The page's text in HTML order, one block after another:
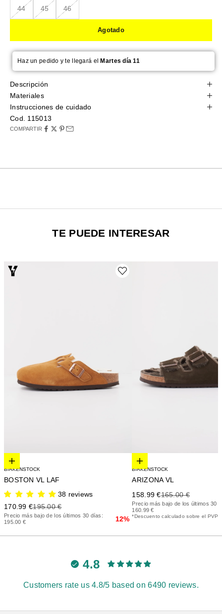
44 45 46
Agotado
Haz un pedido y te llegará elMartes día 11
Descripción
Materiales
Instrucciones de cuidado
Cod. 115013
COMPARTIR
TE PUEDE INTERESAR
Elige opciones
BIRKENSTOCK
BOSTON VL LAF
38 reviews
Precio de oferta
170.99 €Precio anterior
195.00 €
Precio más bajo de los últimos 30 días:
195.00 €
12%
Elige opciones
BIRKENSTOCK
ARIZONA VL
Precio de oferta
158.99 €Precio anterior
165.00 €
Precio más bajo de los últimos 30
160.99 €
*Descuento calculado sobre el PVP
4.8
Customers rate us 4.8/5 based on 6490 reviews.